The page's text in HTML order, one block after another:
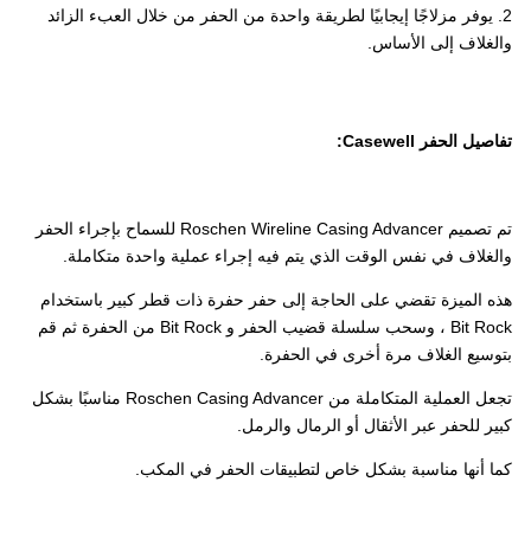
2. يوفر مزلاجًا إيجابيًا لطريقة واحدة من الحفر من خلال العبء الزائد
والغلاف إلى الأساس.
تفاصيل الحفر Casewell:
تم تصميم Roschen Wireline Casing Advancer للسماح بإجراء الحفر
والغلاف في نفس الوقت الذي يتم فيه إجراء عملية واحدة متكاملة.
هذه الميزة تقضي على الحاجة إلى حفر حفرة ذات قطر كبير باستخدام
Bit Rock ، وسحب سلسلة قضيب الحفر و Bit Rock من الحفرة ثم قم
بتوسيع الغلاف مرة أخرى في الحفرة.
تجعل العملية المتكاملة من Roschen Casing Advancer مناسبًا بشكل
كبير للحفر عبر الأثقال أو الرمال والرمل.
كما أنها مناسبة بشكل خاص لتطبيقات الحفر في المكب.